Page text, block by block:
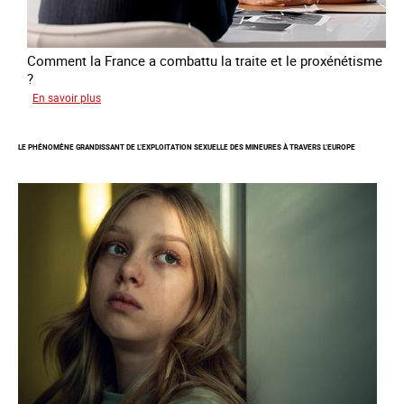
Comment la France a combattu la traite et le proxénétisme
?
En savoir plus
de
sur
l'exploitation
sexuelle
en
France
2025
LE PHÉNOMÈNE GRANDISSANT DE L’EXPLOITATION SEXUELLE DES MINEURES À TRAVERS L’EUROPE